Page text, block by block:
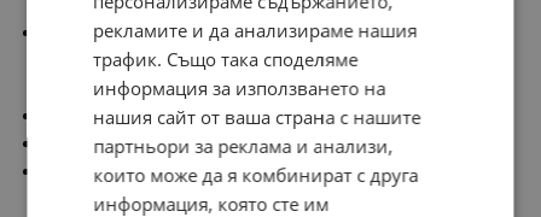
Високи чорапи за вашата принцеса в светли
пастелни цветове: светло розов, пепел от рози,
бяло, бежово и синьо.
Чорапките са декорирани с нежна панделка.
Прекрасен завършек за тоалета.
Посочените размери отговарят на следните
номера:
рекламите и да анализираме нашия
трафик. Също така споделяме
информация за използването на
нашия сайт от ваша страна с нашите
партньори за реклама и анализи,
които може да я комбинират с друга
информация, която сте им